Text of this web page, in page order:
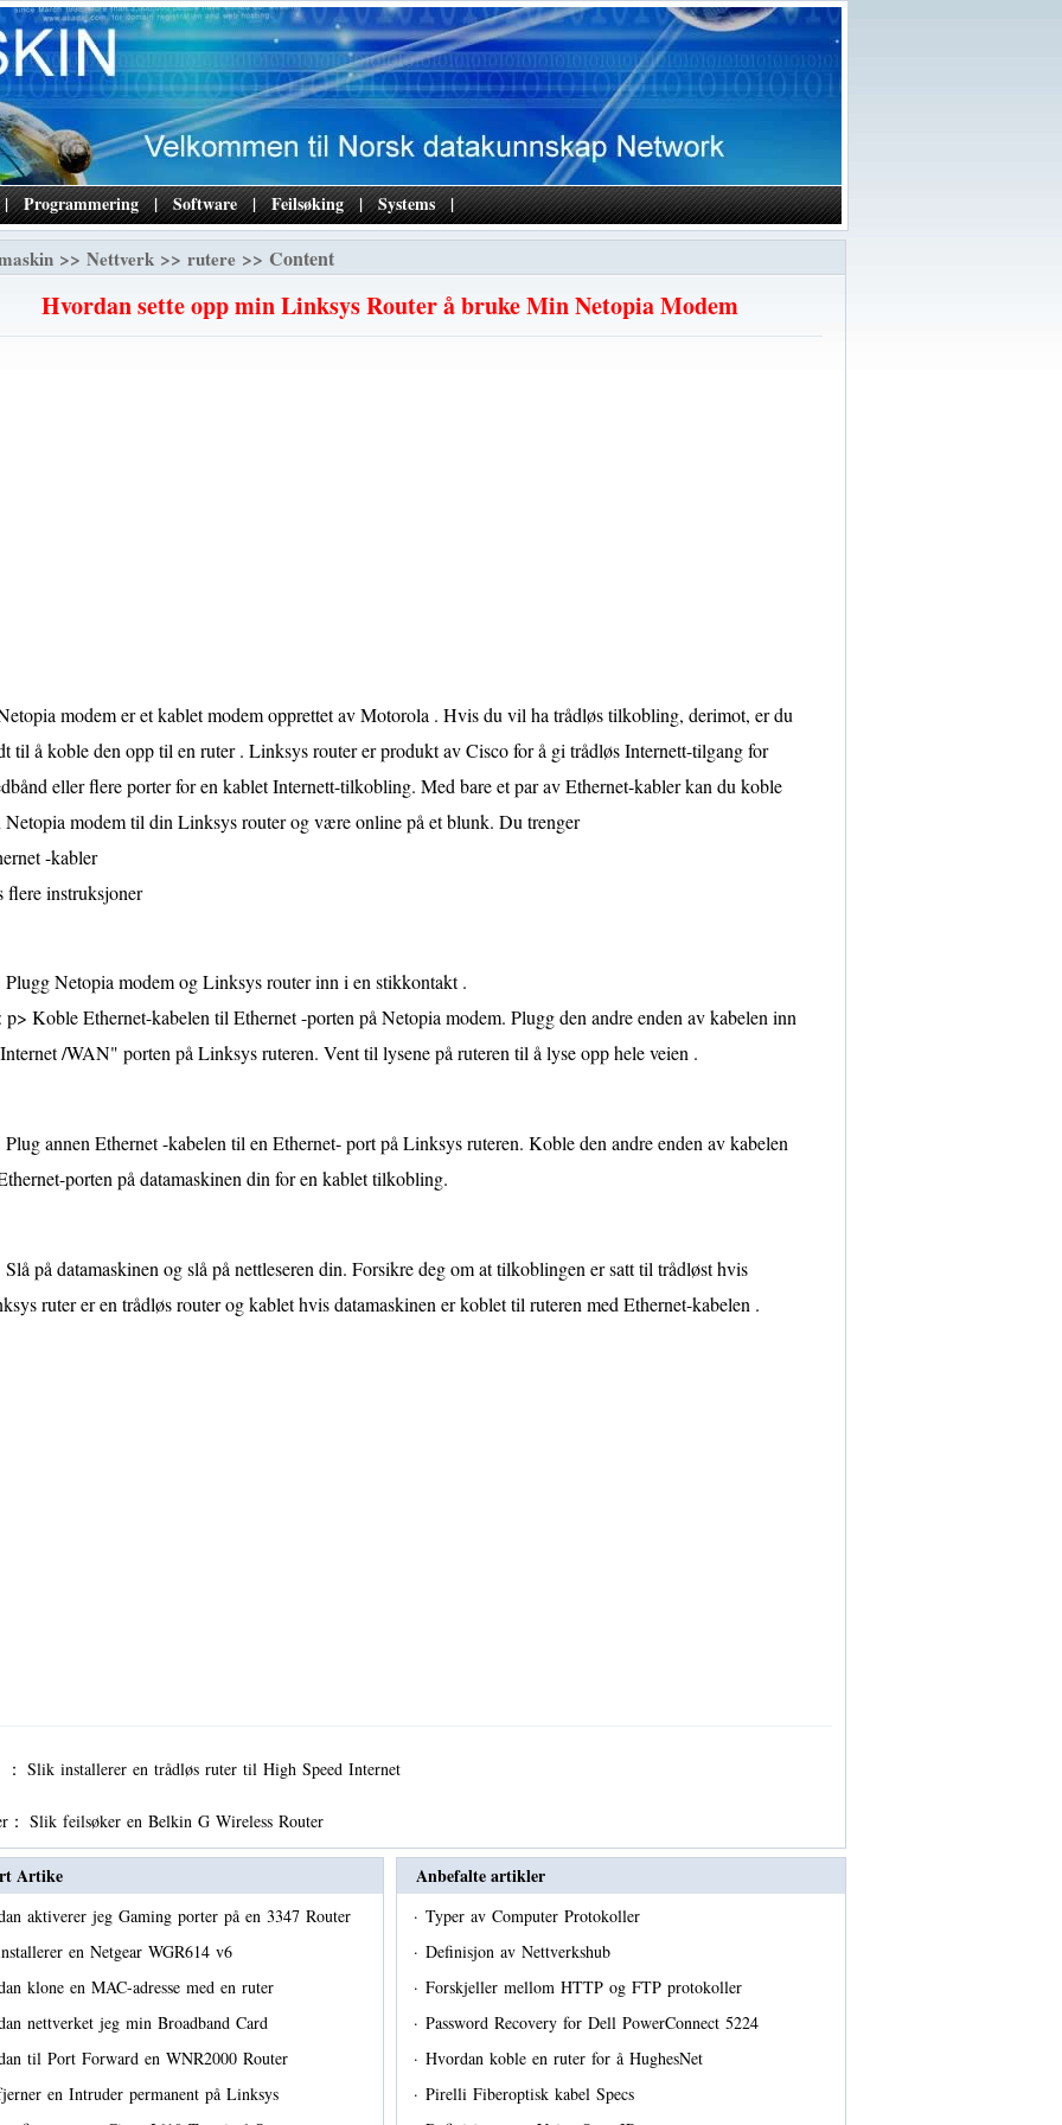
Programmering | Software | Feilsøking | Systems |
>> Nettverk >> rutere >> Content
Hvordan sette opp min Linksys Router å bruke Min Netopia Modem
modem er et kablet modem opprettet av Motorola . Hvis du vil ha trådløs tilkobling, derimot, er du
til å koble den opp til en ruter . Linksys router er produkt av Cisco for å gi trådløs Internett-tilgang for
eller flere porter for en kablet Internett-tilkobling. Med bare et par av Ethernet-kabler kan du koble
Netopia modem til din Linksys router og være online på et blunk. Du trenger
-kabler
flere instruksjoner
Plugg Netopia modem og Linksys router inn i en stikkontakt .
p> Koble Ethernet-kabelen til Ethernet -porten på Netopia modem. Plugg den andre enden av kabelen inn
/WAN" porten på Linksys ruteren. Vent til lysene på ruteren til å lyse opp hele veien .
Plug annen Ethernet -kabelen til en Ethernet- port på Linksys ruteren. Koble den andre enden av kabelen
porten på datamaskinen din for en kablet tilkobling.
Slå på datamaskinen og slå på nettleseren din. Forsikre deg om at tilkoblingen er satt til trådløst hvis
ruter er en trådløs router og kablet hvis datamaskinen er koblet til ruteren med Ethernet-kabelen .
Slik installerer en trådløs ruter til High Speed ​​Internet
： Slik feilsøker en Belkin G Wireless Router
Artike
aktiverer jeg Gaming porter på en 3347 Router
en Netgear WGR614 v6
klone en MAC-adresse med en ruter
nettverket jeg min Broadband Card
til Port Forward en WNR2000 Router
en Intruder permanent på Linksys
Anbefalte artikler
· Typer av Computer Protokoller
· Definisjon av Nettverkshub
· Forskjeller mellom HTTP og FTP protokoller
· Password Recovery for Dell PowerConnect 5224
· Hvordan koble en ruter for å HughesNet
· Pirelli Fiberoptisk kabel Specs